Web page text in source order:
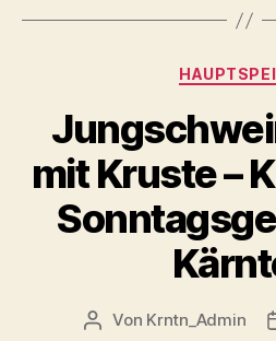
mit Kruste –
Beitragsautor
Von Krntn_Admin